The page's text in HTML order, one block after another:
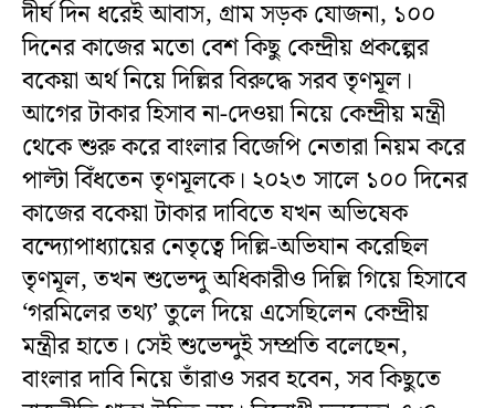
দীর্ঘ দিন ধরেই আবাস, গ্রাম সড়ক যোজনা, ১০০
দিনের কাজের মতো বেশ কিছু কেন্দ্রীয় প্রকল্পের
বকেয়া অর্থ নিয়ে দিল্লির বিরুদ্ধে সরব তৃণমূল।
আগের টাকার হিসাব না-দেওয়া নিয়ে কেন্দ্রীয় মন্ত্রী
থেকে শুরু করে বাংলার বিজেপি নেতারা নিয়ম করে
পাল্টা বিঁধতেন তৃণমূলকে। ২০২৩ সালে ১০০ দিনের
কাজের বকেয়া টাকার দাবিতে যখন অভিষেক
বন্দ্যোপাধ্যায়ের নেতৃত্বে দিল্লি-অভিযান করেছিল
তৃণমূল, তখন শুভেন্দু অধিকারীও দিল্লি গিয়ে হিসাবে
‘গরমিলের তথ্য’ তুলে দিয়ে এসেছিলেন কেন্দ্রীয়
মন্ত্রীর হাতে। সেই শুভেন্দুই সম্প্রতি বলেছেন,
বাংলার দাবি নিয়ে তাঁরাও সরব হবেন, সব কিছুতে